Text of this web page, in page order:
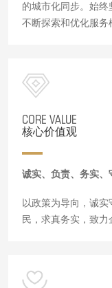
的城市化同步。始终
不断探索和优化服务
CORE VALUE
核心价值观
诚实、负责、务实、
以政策为导向，诚
民，求真务实，致力